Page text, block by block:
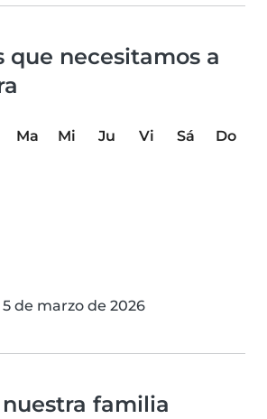
que necesitamos a
Ma Mi Ju Vi Sá
Do
5 de marzo de 2026
familia